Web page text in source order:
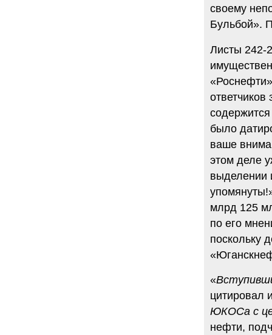
своему
Бульбой».
Листы 242-
ответчиков
было
ваше
этом деле
выделении
млрд 125
по его
поскольку
«
цитировал
ЮКОСа с
нефти,